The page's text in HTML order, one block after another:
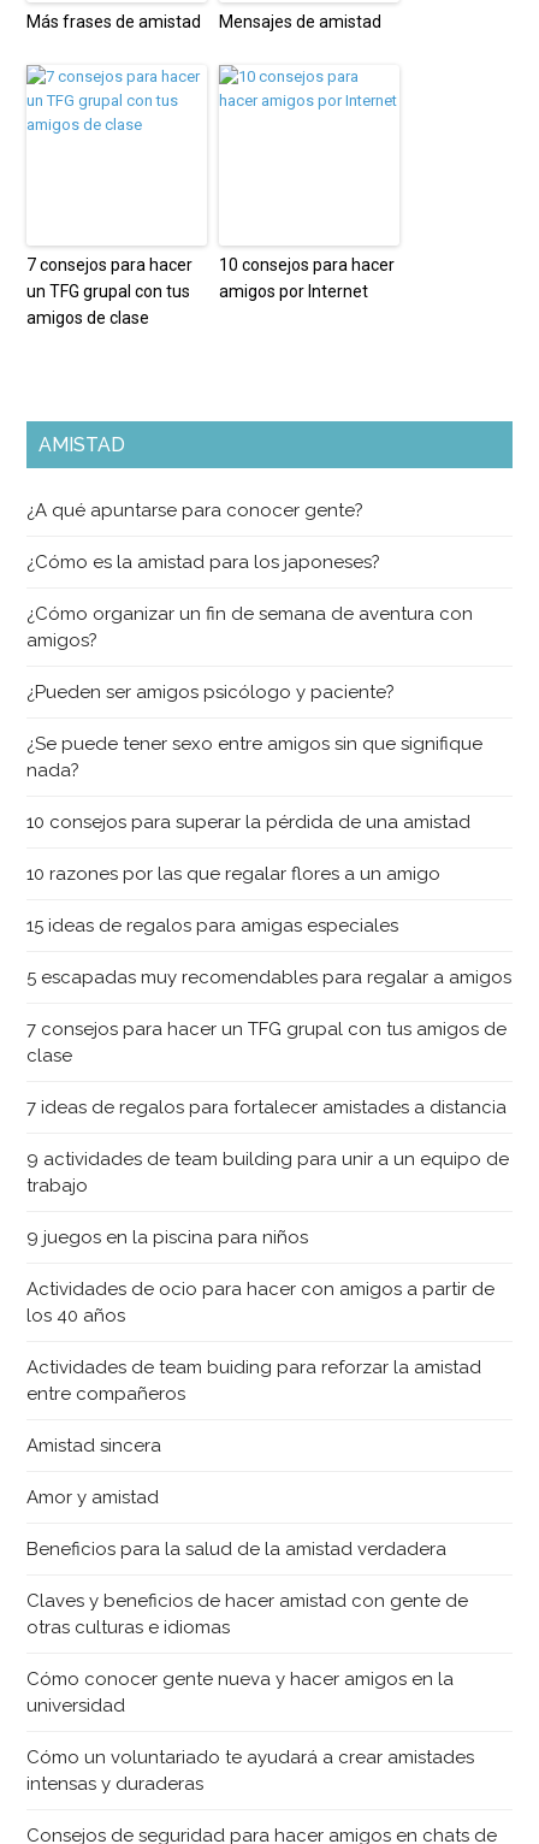
Más frases de amistad Mensajes de amistad
7 consejos para hacer
un TFG grupal con tus
amigos de clase
10 consejos para hacer
amigos por Internet
AMISTAD
¿A qué apuntarse para conocer gente?
¿Cómo es la amistad para los japoneses?
¿Cómo organizar un fin de semana de aventura con
amigos?
¿Pueden ser amigos psicólogo y paciente?
¿Se puede tener sexo entre amigos sin que signifique
nada?
10 consejos para superar la pérdida de una amistad
10 razones por las que regalar flores a un amigo
15 ideas de regalos para amigas especiales
5 escapadas muy recomendables para regalar a amigos
7 consejos para hacer un TFG grupal con tus amigos de
clase
7 ideas de regalos para fortalecer amistades a distancia
9 actividades de team building para unir a un equipo de
trabajo
9 juegos en la piscina para niños
Actividades de ocio para hacer con amigos a partir de
los 40 años
Actividades de team buiding para reforzar la amistad
entre compañeros
Amistad sincera
Amor y amistad
Beneficios para la salud de la amistad verdadera
Claves y beneficios de hacer amistad con gente de
otras culturas e idiomas
Cómo conocer gente nueva y hacer amigos en la
universidad
Cómo un voluntariado te ayudará a crear amistades
intensas y duraderas
Consejos de seguridad para hacer amigos en chats de